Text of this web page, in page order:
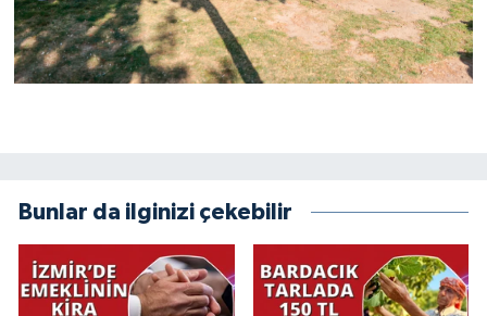
Bunlar da ilginizi çekebilir